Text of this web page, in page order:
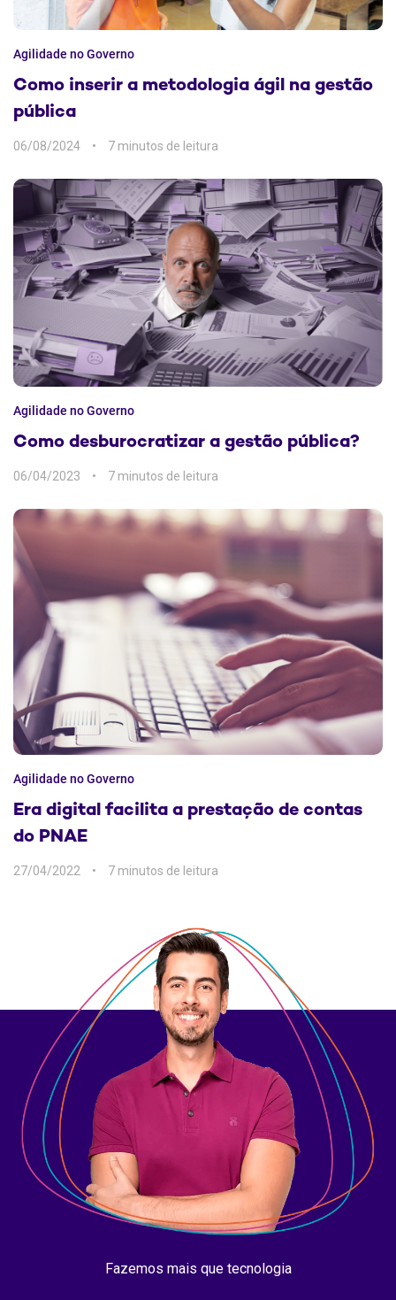
Agilidade no Governo
Como inserir a metodologia ágil na gestão
pública
06/08/2024 7 min
Agilidade no Governo
Como desburocratizar a gestão pública?
06/04/2023 7 min
Agilidade no Governo
Era digital facilita a prestação de contas
do PNAE
27/04/2022 7 min
Fazemos mais que tecnologia